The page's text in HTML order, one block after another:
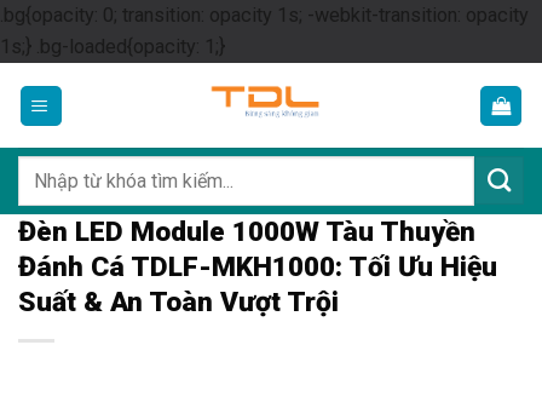
.bg{opacity: 0; transition: opacity 1s; -webkit-transition: opacity
1s;} .bg-loaded{opacity: 1;}Skip
content
kiếm:
Đèn LED Module 1000W Tàu Thuyền
Đánh Cá TDLF-MKH1000: Tối Ưu Hiệu
Suất & An Toàn Vượt Trội